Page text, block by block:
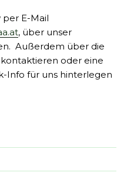
per E-Mail
, über unser
Außerdem über die
kontaktieren oder eine
Info für uns hinterlegen